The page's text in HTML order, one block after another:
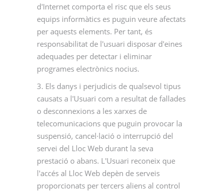
d'Internet comporta el risc que els seus
equips informàtics es puguin veure afectats
per aquests elements. Per tant, és
responsabilitat de l'usuari disposar d'eines
adequades per detectar i eliminar
programes electrònics nocius.
3. Els danys i perjudicis de qualsevol tipus
causats a l'Usuari com a resultat de fallades
o desconnexions a les xarxes de
telecomunicacions que puguin provocar la
suspensió, cancel·lació o interrupció del
servei del Lloc Web durant la seva
prestació o abans. L'Usuari reconeix que
l'accés al Lloc Web depèn de serveis
proporcionats per tercers aliens al control